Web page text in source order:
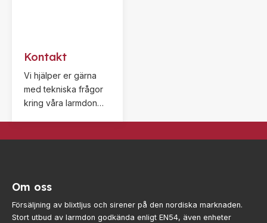
Kontakt
Vi hjälper er gärna
med tekniska frågor
kring våra larmdon
Om oss
Försäljning av blixtljus och sirener på den nordiska marknaden.
Stort utbud av larmdon godkända enligt EN54, även enheter